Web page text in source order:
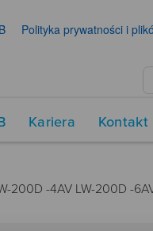
Polityka prywatności i
Kariera Kontakt
200D -4AV LW-200D -